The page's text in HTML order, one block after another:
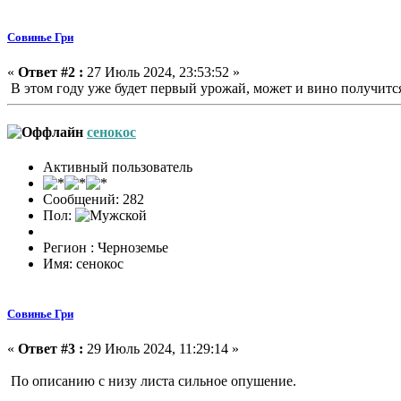
Совинье Гри
« Ответ #2 : 27 Июль 2024, 23:53:52 »
В этом году уже будет первый урожай, может и вино
сенокос
Активный пользователь
Сообщений: 282
Пол:
Регион : Черноземье
Имя: сенокос
Совинье Гри
« Ответ #3 : 29 Июль 2024, 11:29:14 »
По описанию с низу листа сильное опушение.